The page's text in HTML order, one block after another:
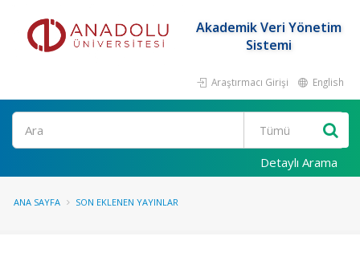
Akademik Veri Yönetim
Sistemi
Araştırmacı Girişi English
Ara
Detaylı Arama
ANA SAYFA SON EKLENEN YAYINLAR